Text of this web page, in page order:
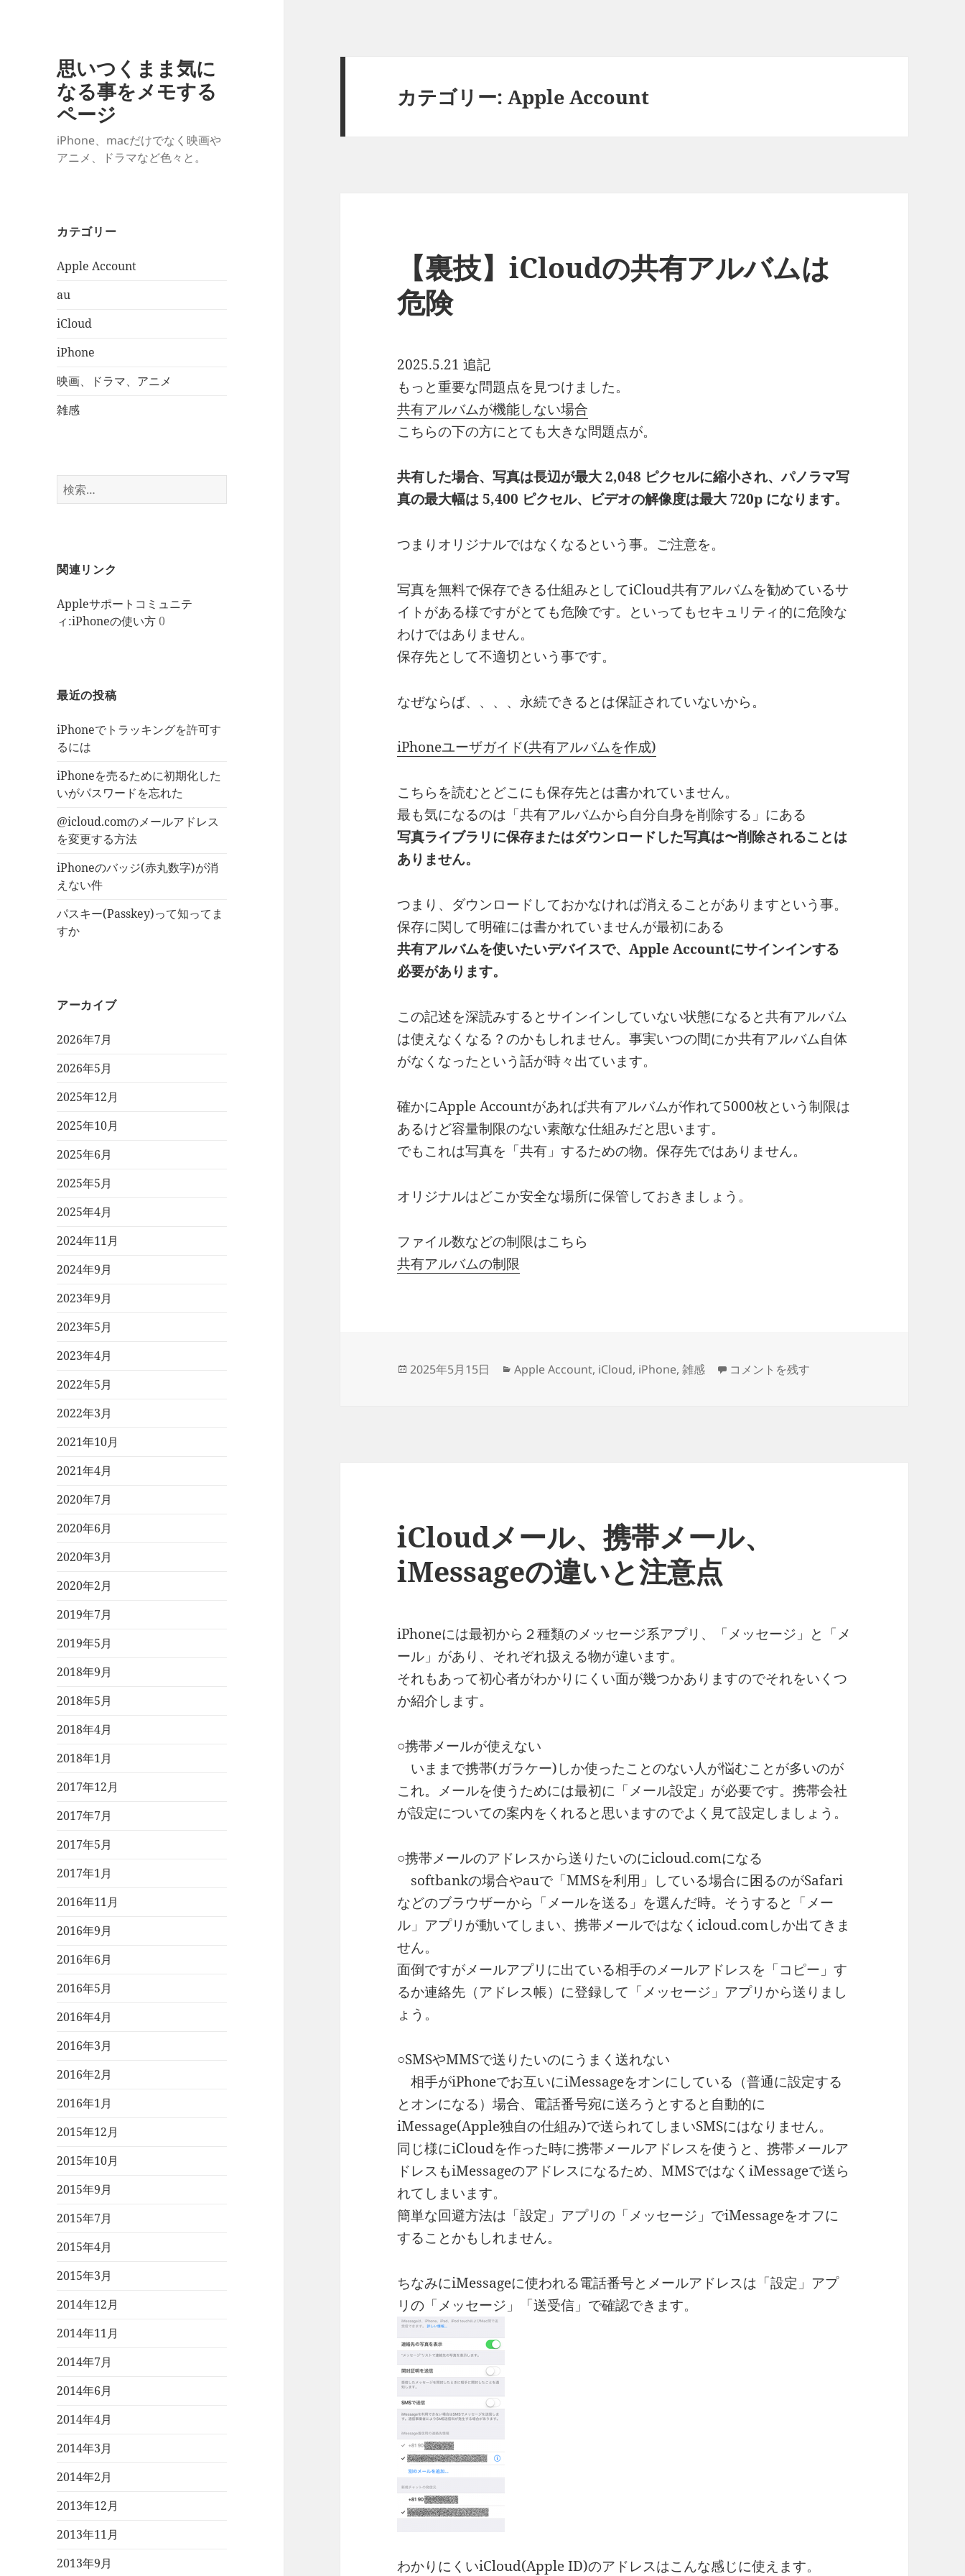
思いつくまま気に
なる事をメモする
ページ
iPhone、macだけでなく映画や
アニメ、ドラマなど色々と。
カテゴリー
Apple Account
au
iCloud
iPhone
映画、ドラマ、アニメ
雑感
検
索:
関連リンク
Appleサポートコミュニテ
ィ:iPhoneの使い方0
最近の投稿
iPhoneでトラッキングを許可す
るには
iPhoneを売るために初期化した
いがパスワードを忘れた
@icloud.comのメールアドレス
を変更する方法
iPhoneのバッジ(赤丸数字)が消
えない件
パスキー(Passkey)って知ってま
すか
アーカイブ
2026年7月
2026年5月
2025年12月
2025年10月
2025年6月
2025年5月
2025年4月
2024年11月
2024年9月
2023年9月
2023年5月
2023年4月
2022年5月
2022年3月
2021年10月
2021年4月
2020年7月
2020年6月
2020年3月
2020年2月
2019年7月
2019年5月
2018年9月
2018年5月
2018年4月
2018年1月
2017年12月
2017年7月
2017年5月
2017年1月
2016年11月
2016年9月
2016年6月
2016年5月
2016年4月
2016年3月
2016年2月
2016年1月
2015年12月
2015年10月
2015年9月
2015年7月
2015年4月
2015年3月
2014年12月
2014年11月
2014年7月
2014年6月
2014年4月
2014年3月
2014年2月
2013年12月
2013年11月
2013年9月
カテゴリー:Apple Account
【裏技】iCloudの共有アルバムは
危険
2025.5.21 追記
もっと重要な問題点を見つけました。
共有アルバムが機能しない場合
こちらの下の方にとても大きな問題点が。
共有した場合、写真は長辺が最大 2,048 ピクセルに縮小され、パノラマ写
真の最大幅は 5,400 ピクセル、ビデオの解像度は最大 720p になります。
つまりオリジナルではなくなるという事。ご注意を。
写真を無料で保存できる仕組みとしてiCloud共有アルバムを勧めているサ
イトがある様ですがとても危険です。といってもセキュリティ的に危険な
わけではありません。
保存先として不適切という事です。
なぜならば、、、、永続できるとは保証されていないから。
iPhoneユーザガイド(共有アルバムを作成)
こちらを読むとどこにも保存先とは書かれていません。
最も気になるのは「共有アルバムから自分自身を削除する」にある
写真ライブラリに保存またはダウンロードした写真は〜削除されることは
ありません。
つまり、ダウンロードしておかなければ消えることがありますという事。
保存に関して明確には書かれていませんが最初にある
共有アルバムを使いたいデバイスで、Apple Accountにサインインする
必要があります。
この記述を深読みするとサインインしていない状態になると共有アルバム
は使えなくなる？のかもしれません。事実いつの間にか共有アルバム自体
がなくなったという話が時々出ています。
確かにApple Accountがあれば共有アルバムが作れて5000枚という制限は
あるけど容量制限のない素敵な仕組みだと思います。
でもこれは写真を「共有」するための物。保存先ではありません。
オリジナルはどこか安全な場所に保管しておきましょう。
ファイル数などの制限はこちら
共有アルバムの制限
投
2025年5月15日
カ
Apple Account, iCloud, iPhone,雑感 【裏技】iCloudの共有アルバムは危険 に
コメントを残す
iCloudメール、携帯メール、
iMessageの違いと注意点
iPhoneには最初から２種類のメッセージ系アプリ、「メッセージ」と「メ
ール」があり、それぞれ扱える物が違います。
それもあって初心者がわかりにくい面が幾つかありますのでそれをいくつ
か紹介します。
○携帯メールが使えない
いままで携帯(ガラケー)しか使ったことのない人が悩むことが多いのが
これ。メールを使うためには最初に「メール設定」が必要です。携帯会社
が設定についての案内をくれると思いますのでよく見て設定しましょう。
○携帯メールのアドレスから送りたいのにicloud.comになる
softbankの場合やauで「MMSを利用」している場合に困るのがSafari
などのブラウザーから「メールを送る」を選んだ時。そうすると「メー
ル」アプリが動いてしまい、携帯メールではなくicloud.comしか出てきま
せん。
面倒ですがメールアプリに出ている相手のメールアドレスを「コピー」す
るか連絡先（アドレス帳）に登録して「メッセージ」アプリから送りまし
ょう。
○SMSやMMSで送りたいのにうまく送れない
相手がiPhoneでお互いにiMessageをオンにしている（普通に設定する
とオンになる）場合、電話番号宛に送ろうとすると自動的に
iMessage(Apple独自の仕組み)で送られてしまいSMSにはなりません。
同じ様にiCloudを作った時に携帯メールアドレスを使うと、携帯メールア
ドレスもiMessageのアドレスになるため、MMSではなくiMessageで送ら
れてしまいます。
簡単な回避方法は「設定」アプリの「メッセージ」でiMessageをオフに
することかもしれません。
ちなみにiMessageに使われる電話番号とメールアドレスは「設定」アプ
リの「メッセージ」「送受信」で確認できます。
わかりにくいiCloud(Apple ID)のアドレスはこんな感じに使えます。